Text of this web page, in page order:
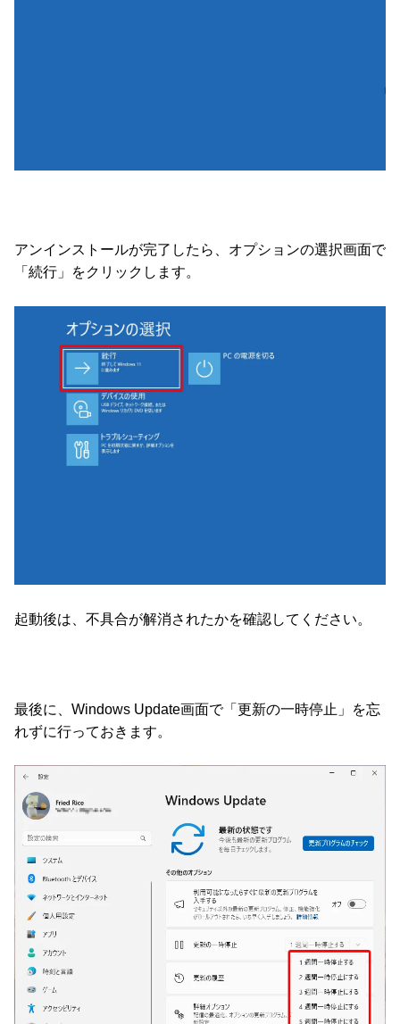
アンインストールが完了したら、オプションの選択画面で
「続行」をクリックします。
起動後は、不具合が解消されたかを確認してください。
最後に、Windows Update画面で「更新の一時停止」を忘
れずに行っておきます。